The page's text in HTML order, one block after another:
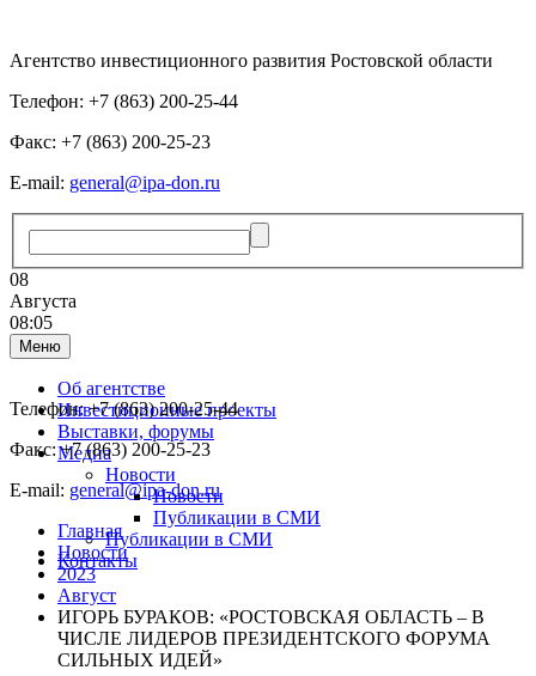
Агентство инвестиционного развития Ростовской области
Телефон: +7 (863) 200-25-44
Факс: +7 (863) 200-25-23
E-mail: general@ipa-don.ru
08
Августа
08:05
Меню
Об агентстве
Инвестиционные проекты
Выставки, форумы
Медиа
Новости
Новости
Публикации в СМИ
Публикации в СМИ
Контакты
Телефон: +7 (863) 200-25-44
Факс: +7 (863) 200-25-23
E-mail: general@ipa-don.ru
Главная
Новости
2023
Август
ИГОРЬ БУРАКОВ: «РОСТОВСКАЯ ОБЛАСТЬ – В
ЧИСЛЕ ЛИДЕРОВ ПРЕЗИДЕНТСКОГО ФОРУМА
СИЛЬНЫХ ИДЕЙ»